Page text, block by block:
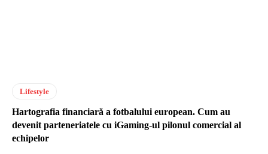
Lifestyle
Hartografia financiară a fotbalului european. Cum au
devenit parteneriatele cu iGaming-ul pilonul comercial al
echipelor